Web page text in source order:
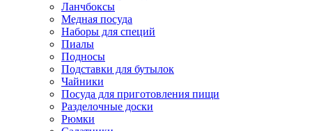
Ланчбоксы
Медная посуда
Наборы для специй
Пиалы
Подносы
Подставки для бутылок
Чайники
Посуда для приготовления пищи
Разделочные доски
Рюмки